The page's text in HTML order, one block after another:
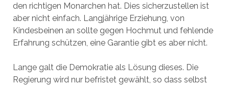
den richtigen Monarchen hat. Dies sicherzustellen ist
aber nicht einfach. Langjährige Erziehung, von
Kindesbeinen an sollte gegen Hochmut und fehlende
Erfahrung schützen, eine Garantie gibt es aber nicht.
Lange galt die Demokratie als Lösung dieses. Die
Regierung wird nur befristet gewählt, so dass selbst